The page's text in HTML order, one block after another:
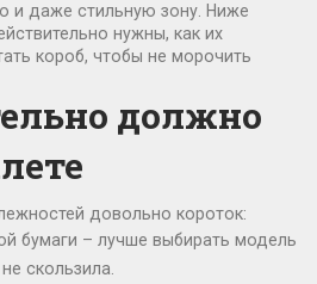
и даже стильную зону. Ниже
нужны, как их
короб, чтобы не морочить
должно
довольно короток:
бумаги – лучше выбирать модель
скользила.